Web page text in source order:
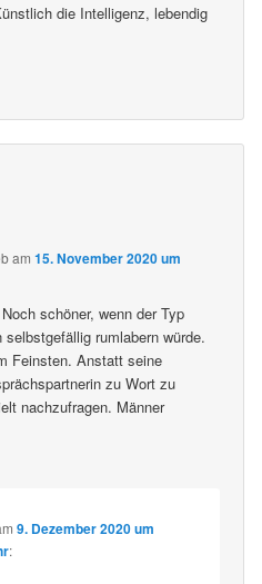
die Intelligenz, lebendig
am15. November 2020 um
schöner, wenn der Typ
rumlabern würde.
Feinsten. Anstatt seine
zu Wort zu
nachzufragen. Männer
9. Dezember 2020 um
: